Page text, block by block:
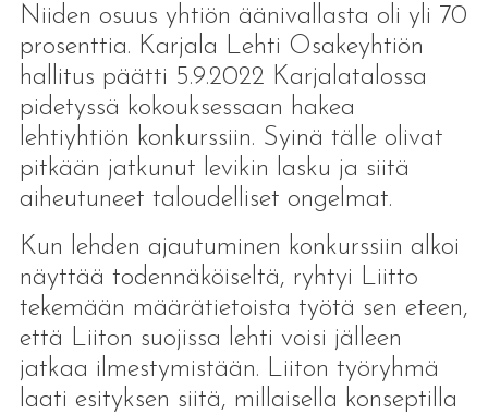
Niiden osuus yhtiön äänivallasta oli yli 70
prosenttia. Karjala Lehti Osakeyhtiön
hallitus päätti 5.9.2022 Karjalatalossa
pidetyssä kokouksessaan hakea
lehtiyhtiön konkurssiin. Syinä tälle olivat
pitkään jatkunut levikin lasku ja siitä
aiheutuneet taloudelliset ongelmat.
Kun lehden ajautuminen konkurssiin alkoi
näyttää todennäköiseltä, ryhtyi Liitto
tekemään määrätietoista työtä sen eteen,
että Liiton suojissa lehti voisi jälleen
jatkaa ilmestymistään. Liiton työryhmä
laati esityksen siitä, millaisella konseptilla